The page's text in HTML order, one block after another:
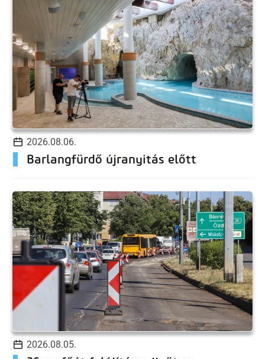
2026.08.06.
Barlangfürdő újranyitás előtt
2026.08.05.